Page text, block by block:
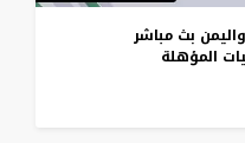
واليمن بث مباشر
المؤهلة